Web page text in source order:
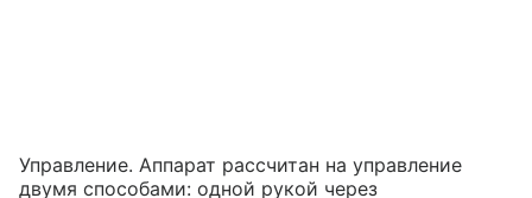
Управление. Аппарат рассчитан на управление
двумя способами: одной рукой через